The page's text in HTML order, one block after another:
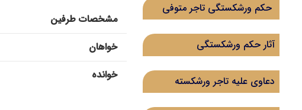
حکم ورشکستگی تاجر متوفی
آثار حکم ورشکستگی
دعاوی علیه تاجر ورشکسته
مشخصات طرفین
خواهان
خوانده